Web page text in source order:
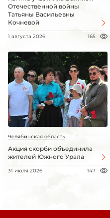
Отечественной войны
Татьяны Васильевны
Кочневой
1 августа 2026 165
Челябинская область
Акция скорби объединила
жителей Южного Урала
31 июля 2026 147